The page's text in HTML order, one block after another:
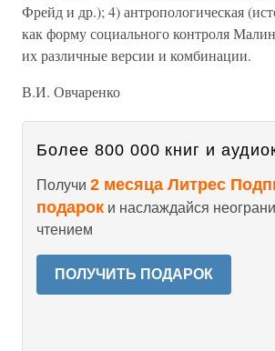
Фрейд и др.); 4) антропологическая
как форму социального контроля
их различные версии и комбинации.
В.И. Овчаренко
Более 800 000 книг и
Получи 2 месяца Литрес
подарок и наслаждайся
чтением
ПОЛУЧИТЬ ПОДАРОК